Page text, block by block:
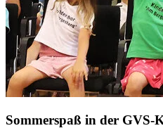
Sommerspaß in der